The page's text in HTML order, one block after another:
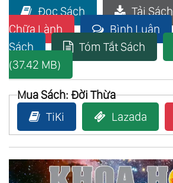
Đọc Sách Tải Sách
Chữa Lành
Bình Luận
Sách
Tóm Tắt Sách
(37.42 MB)
Mua Sách: Đời Thừa
TiKi
Lazada